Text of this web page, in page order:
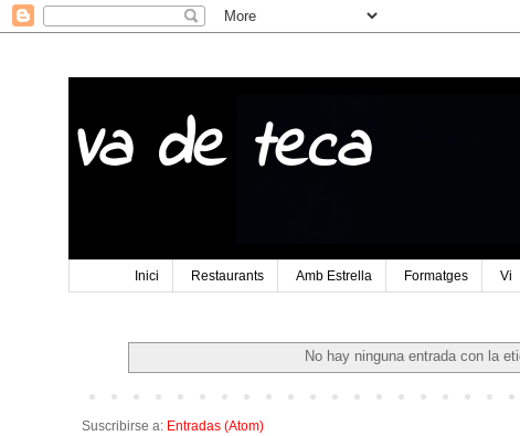
Va de teca
Inici Restaurants Amb Estrella Formatges Vi
No hay ninguna entrada con la
Suscribirse a: Entradas (Atom)